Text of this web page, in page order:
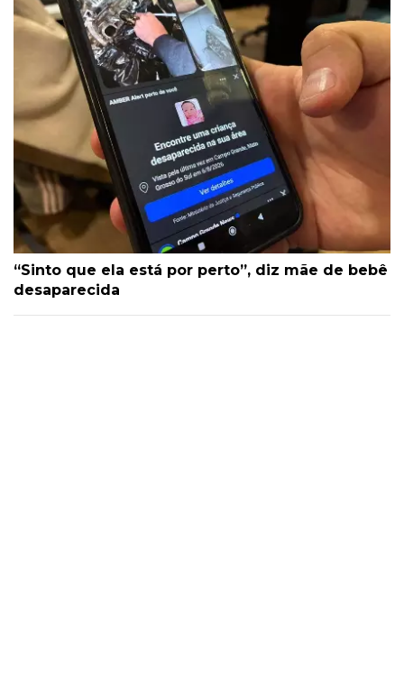
“Sinto que ela está por perto”, diz mãe de bebê
desaparecida